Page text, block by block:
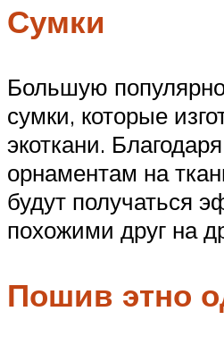
Сумки
Большую
сумки, которые
экоткани.
орнаментам на
будут получаться
похожими друг на
Пошив этно